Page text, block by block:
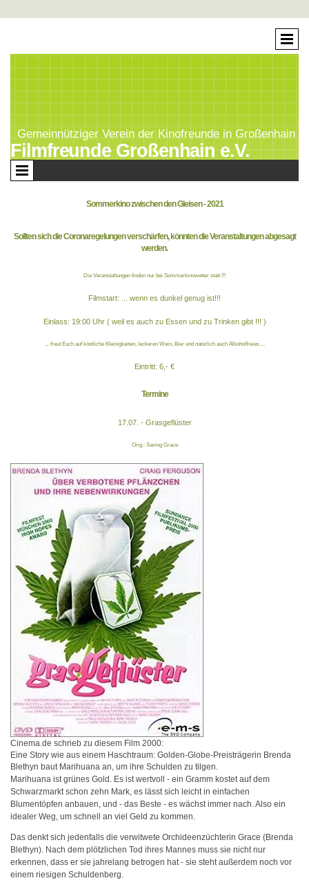
Gemeinnütziger Verein der Kinofreunde in Großenhain
Filmfreunde Großenhain e.V.
Sommerkino zwischen den Gleisen - 2021
Sollten sich die Coronaregelungen verschärfen, könnten die Veranstaltungen abgesagt
werden.
Die Veranstaltungen finden nur bei Sommerkinowetter statt !!!
Filmstart: ... wenn es dunkel genug ist!!!
Einlass: 19:00 Uhr ( weil es auch zu Essen und zu Trinken gibt !!! )
... freut Euch auf köstliche Kleinigkeiten, leckeren Wein, Bier und natürlich auch Alkoholfreies ...
Eintritt: 6,- €
Termine
17.07. - Grasgeflüster
Orig.: Saving Grace
Cinema.de schrieb zu diesem Film 2000:
Eine Story wie aus einem Haschtraum: Golden-Globe-Preisträgerin Brenda
Blethyn baut Marihuana an, um ihre Schulden zu tilgen.
Marihuana ist grünes Gold. Es ist wertvoll - ein Gramm kostet auf dem
Schwarzmarkt schon zehn Mark, es lässt sich leicht in einfachen
Blumentöpfen anbauen, und - das Beste - es wächst immer nach. Also ein
idealer Weg, um schnell an viel Geld zu kommen.
Das denkt sich jedenfalls die verwitwete Orchideenzüchterin Grace (Brenda
Blethyn). Nach dem plötzlichen Tod ihres Mannes muss sie nicht nur
erkennen, dass er sie jahrelang betrogen hat - sie steht außerdem noch vor
einem riesigen Schuldenberg.